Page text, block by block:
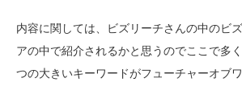
内容に関しては、ビズリーチさんの中のビ
アの中で紹介されるかと思うのでここで多
つの大きいキーワードがフューチャーオブワ